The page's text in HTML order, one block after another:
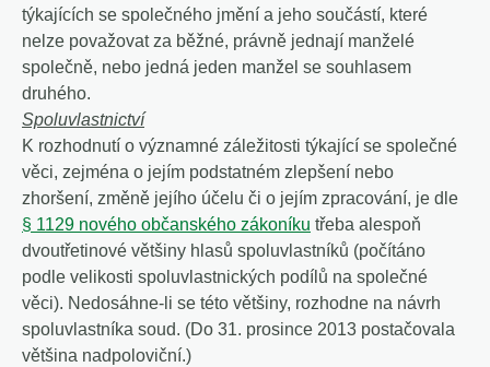
týkajících se společného jmění a jeho součástí, které
nelze považovat za běžné, právně jednají manželé
společně, nebo jedná jeden manžel se souhlasem
druhého.
Spoluvlastnictví
K rozhodnutí o významné záležitosti týkající se společné
věci, zejména o jejím podstatném zlepšení nebo
zhoršení, změně jejího účelu či o jejím zpracování, je dle
§ 1129 nového občanského zákoníku třeba alespoň
dvoutřetinové většiny hlasů spoluvlastníků (počítáno
podle velikosti spoluvlastnických podílů na společné
věci). Nedosáhne-li se této většiny, rozhodne na návrh
spoluvlastníka soud. (Do 31. prosince 2013 postačovala
většina nadpoloviční.)